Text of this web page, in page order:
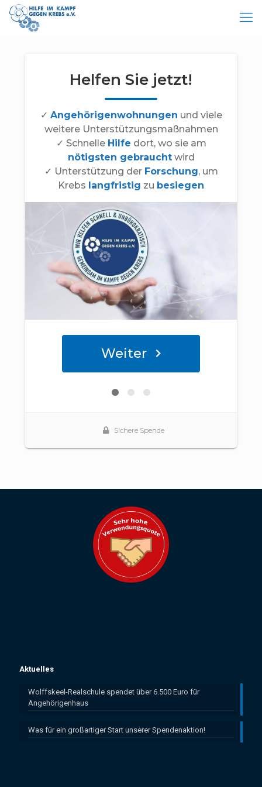
Aktuelles
Wolffskeel-Realschule spendet über 6.500 Euro für
Angehörigenhaus
Was für ein großartiger Start unserer Spendenaktion!